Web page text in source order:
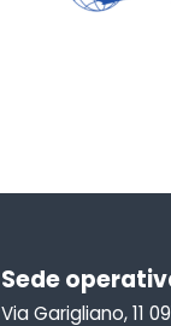
Sede
Via Garigliano, 11